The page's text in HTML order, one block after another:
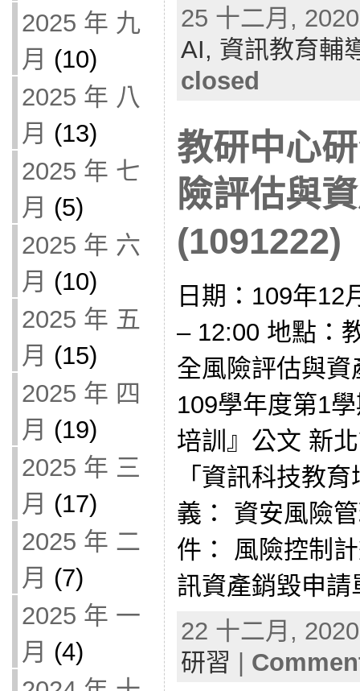
2025 年 九
月 (10)
2025 年 八
月 (13)
2025 年 七
月 (5)
2025 年 六
月 (10)
2025 年 五
月 (15)
2025 年 四
月 (19)
2025 年 三
月 (17)
2025 年 二
月 (7)
2025 年 一
月 (4)
25 十二月,
AI, 資訊教育輔
closed
教研中心
險評估與
(1091222)
日期：109年12
– 12:00 地點：
全風險評估與
109學年度第1
培訓』公文 新
「資訊科技教
義： 資安風險
件： 風險控制
訊資產銷毀申請
22 十二月,
研習